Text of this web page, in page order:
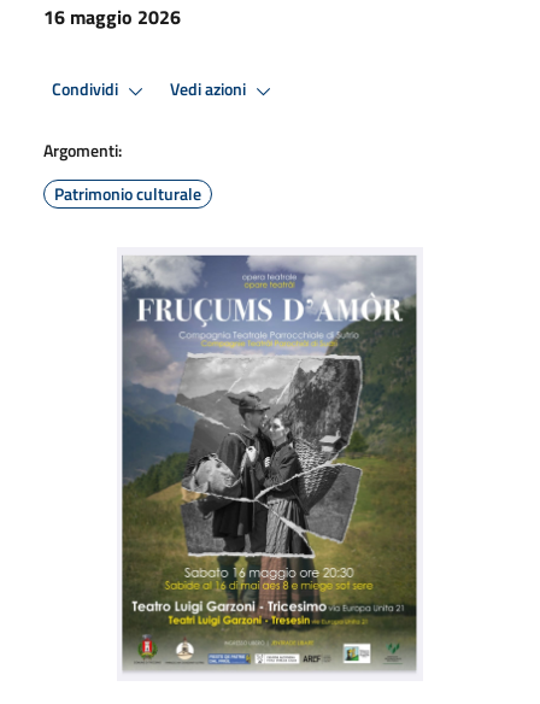
16 maggio 2026
Condividi Vedi azioni
Argomenti:
Patrimonio culturale